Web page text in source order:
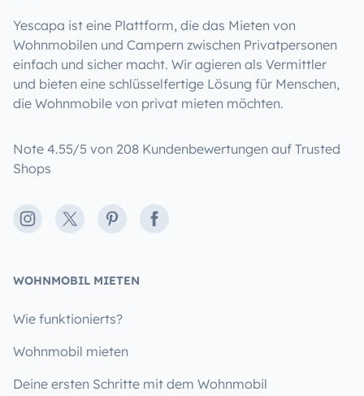
Yescapa ist eine Plattform, die das Mieten von
Wohnmobilen und Campern zwischen Privatpersonen
einfach und sicher macht. Wir agieren als Vermittler
und bieten eine schlüsselfertige Lösung für Menschen,
die Wohnmobile von privat mieten möchten.
Note 4.55/5 von 208 Kundenbewertungen auf Trusted
Shops
Instagram
X PinterestFacebook
WOHNMOBIL MIETEN
Wie funktionierts?
Wohnmobil mieten
Deine ersten Schritte mit dem Wohnmobil